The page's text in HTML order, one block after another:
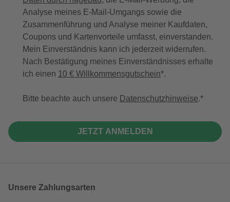
Analyse meines E-Mail-Umgangs sowie die
Zusammenführung und Analyse meiner Kaufdaten,
Coupons und Kartenvorteile umfasst, einverstanden.
Mein Einverständnis kann ich jederzeit widerrufen.
Nach Bestätigung meines Einverständnisses erhalte
ich einen 10 € Willkommensgutschein*.
Bitte beachte auch unsere Datenschutzhinweise.
JETZT ANMELDEN
Unsere Zahlungsarten